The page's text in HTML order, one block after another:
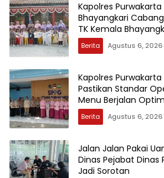
Kapolres
Bhayangkari
TK Kemala
Kepedulian
Dini
Berita Agustus 6, 2026
Kapolres Purwakarta
Pastikan Standar
Menu Berjalan
Berita Agustus 6, 2026
Jalan Jalan Pakai
Dinas Pejabat Dinas
Jadi Sorotan